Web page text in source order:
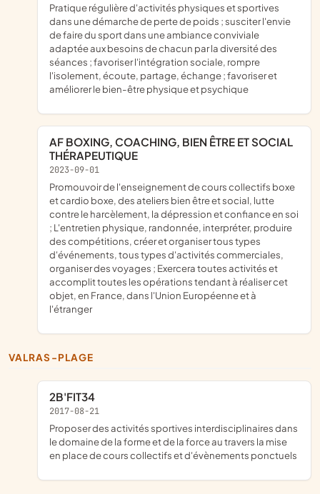
pratique régulière d'activités physiques et sportives
dans une démarche de perte de poids ; susciter l'envie
de faire du sport dans une ambiance conviviale
adaptée aux besoins de chacun par la diversité des
séances ; favoriser l'intégration sociale, rompre
l'isolement, écoute, partage, échange ; favoriser et
améliorer le bien-être physique et psychique
AF BOXING, COACHING, BIEN ÊTRE ET SOCIAL
THÉRAPEUTIQUE
2023-09-01
promouvoir de l'enseignement de cours collectifs boxe
et cardio boxe, des ateliers bien être et social, lutte
contre le harcèlement, la dépression et confiance en soi
; L'entretien physique, randonnée, interpréter, produire
des compétitions, créer et organiser tous types
d'événements, tous types d'activités commerciales,
organiser des voyages ; Exercera toutes activités et
accomplit toutes les opérations tendant à réaliser cet
objet, en France, dans l'Union Européenne et à
l'étranger
VALRAS-PLAGE
2B'FIT34
2017-08-21
proposer des activités sportives interdisciplinaires dans
le domaine de la forme et de la force au travers la mise
en place de cours collectifs et d'évènements ponctuels